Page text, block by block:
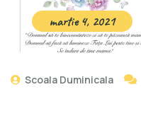
martie 4, 2021
Scoala Duminicala